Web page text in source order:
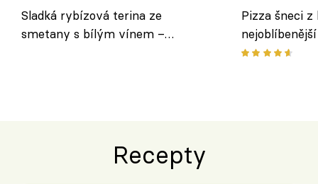
Sladká rybízová terina ze
smetany s bílým vínem –
Pizza šneci
Recepty